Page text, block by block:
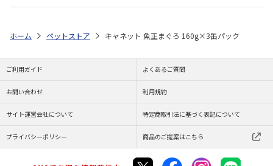
ホーム ペットストア キャネット 魚正まぐろ 160g×3缶パック
ご利用ガイド よくあるご質問
お問い合わせ 利用規約
サイト運営会社について 特定商取引法に基づく表記について
プライバシーポリシー 商品のご提案はこちら